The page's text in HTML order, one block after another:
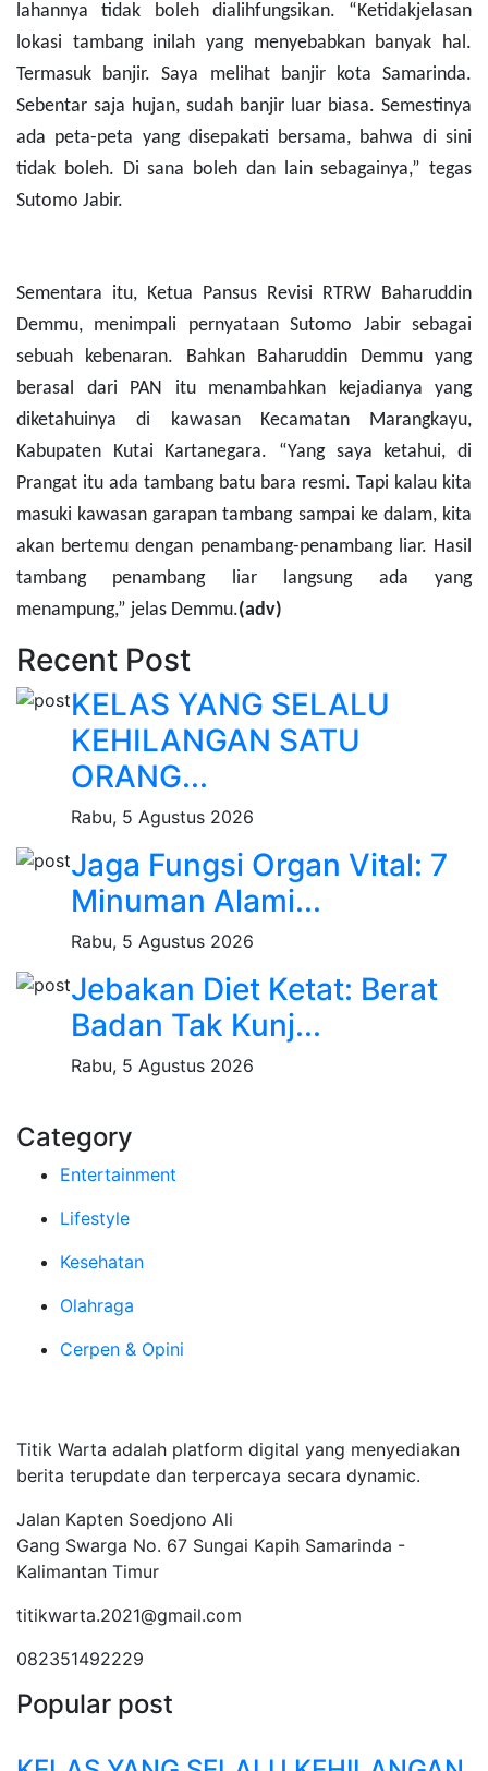
lahannya tidak boleh dialihfungsikan. “Ketidakjelasan
lokasi tambang inilah yang menyebabkan banyak hal.
Termasuk banjir. Saya melihat banjir kota Samarinda.
Sebentar saja hujan, sudah banjir luar biasa. Semestinya
ada peta-peta yang disepakati bersama, bahwa di sini
tidak boleh. Di sana boleh dan lain sebagainya,” tegas
Sutomo Jabir.
Sementara itu, Ketua Pansus Revisi RTRW Baharuddin
Demmu, menimpali pernyataan Sutomo Jabir sebagai
sebuah kebenaran. Bahkan Baharuddin Demmu yang
berasal dari PAN itu menambahkan kejadianya yang
diketahuinya di kawasan Kecamatan Marangkayu,
Kabupaten Kutai Kartanegara. “Yang saya ketahui, di
Prangat itu ada tambang batu bara resmi. Tapi kalau kita
masuki kawasan garapan tambang sampai ke dalam, kita
akan bertemu dengan penambang-penambang liar. Hasil
tambang penambang liar langsung ada yang
menampung,” jelas Demmu.(adv)
Recent Post
KELAS YANG SELALU
KEHILANGAN SATU
ORANG...
Rabu, 5 Agustus 2026
Jaga Fungsi Organ Vital: 7
Minuman Alami...
Rabu, 5 Agustus 2026
Jebakan Diet Ketat: Berat
Badan Tak Kunj...
Rabu, 5 Agustus 2026
Category
Entertainment
Lifestyle
Kesehatan
Olahraga
Cerpen & Opini
Titik Warta adalah platform digital yang menyediakan
berita terupdate dan terpercaya secara dynamic.
Jalan Kapten Soedjono Ali
Gang Swarga No. 67 Sungai Kapih Samarinda -
Kalimantan Timur
titikwarta.2021@gmail.com
082351492229
Popular post